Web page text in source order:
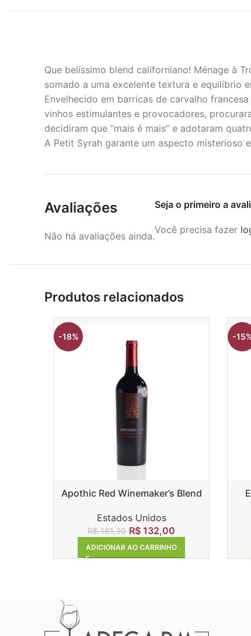
Que belíssimo blend californiano! Ménage à
somado a uma excelente textura e equilíbrio
Envelhecido em barricas de carvalho
vinhos estimulantes e provocadores,
decidiram que “mais é mais” e adotaram
A Petit Syrah garante um aspecto misterioso
Avaliações
Não há avaliações ainda.
Seja o primeiro a
Você precisa fazer
Produtos relacionados
-18%
Apothic Red Winemaker’s Blend
Estados Unidos
R$161,30 R$ 132,00
ADICIONAR AO CARRINHO
-